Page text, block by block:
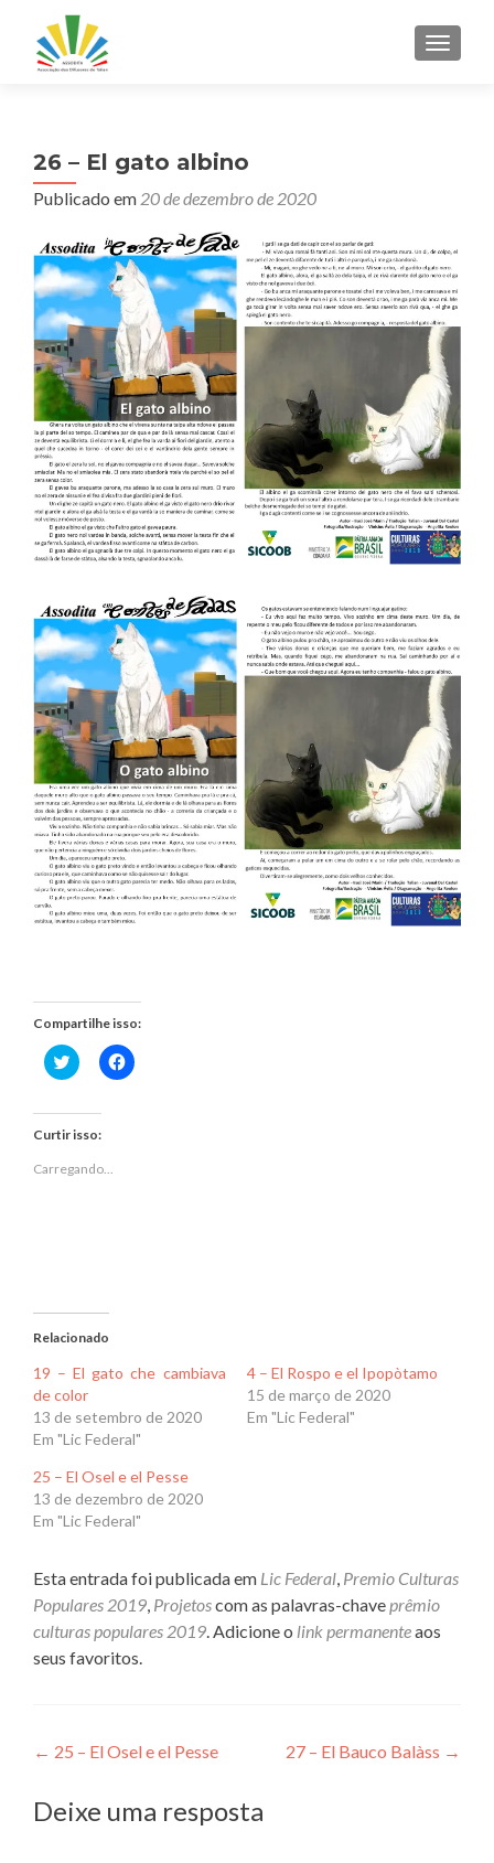
26 – El gato albino
Publicado em 20 de dezembro de 2020
Compartilhe isso:
Clique
para
Twitter(abre
em
nova
janela)
Clique
para
Curtir isso:
Carregando...
Relacionado
19 – El gato che cambiava
de color
13 de setembro de 2020
Em "Lic Federal"
4 – El Rospo e el Ipopòtamo
15 de março de 2020
Em "Lic Federal"
25 – El Osel e el Pesse
13 de dezembro de 2020
Em "Lic Federal"
Esta entrada foi publicada em Lic Federal, Premio Culturas
Populares 2019, Projetoscom as palavras-chaveprêmio
culturas populares 2019. Adicione o link permanenteaos
seus favoritos.
Navegação
de
Post
← 25 – El Osel e el Pesse 27 – El Bauco Balàss →
Deixe uma resposta